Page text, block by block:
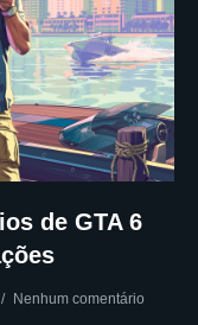
de GTA 6
Nenhum comentário